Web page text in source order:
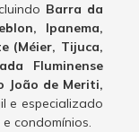
Barra da
Ipanema,
(Méier, Tijuca,
Fluminense
João de Meriti,
e especializado
condomínios.